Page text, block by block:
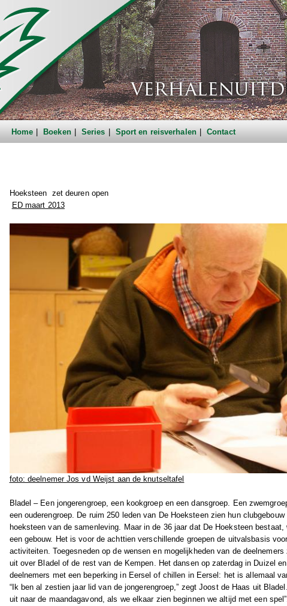
Home Boeken Series Sport en reisverhalen Contact
Hoeksteen zet deuren open
ED maart 2013
foto: deelnemer Jos vd Weijst aan de knutseltafel
Bladel – Een jongerengroep, een kookgroep en een dansgroep. Een
een ouderengroep. De ruim 250 leden van De Hoeksteen zien hun
hoeksteen van de samenleving. Maar in de 36 jaar dat De Hoeksteen bestaat,
een gebouw. Het is voor de achttien verschillende groepen de uitvalsbasis
activiteiten. Toegesneden op de wensen en mogelijkheden van de
uit over Bladel of de rest van de Kempen. Het dansen op zaterdag in Duizel
deelnemers met een beperking in Eersel of chillen in Eersel: het is allemaal
“Ik ben al zestien jaar lid van de jongerengroep,” zegt Joost de Haas uit
uit naar de maandagavond, als we elkaar zien beginnen we altijd met een